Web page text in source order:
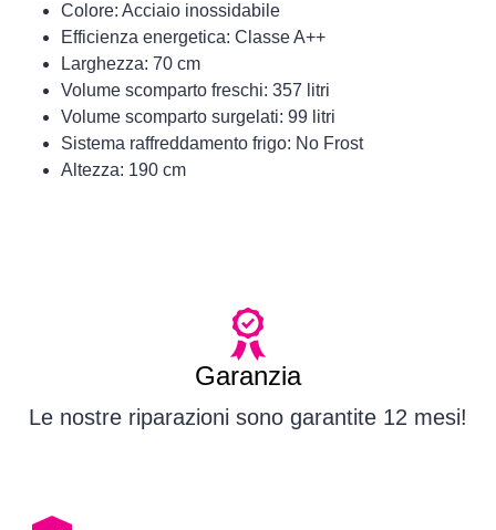
Colore: Acciaio inossidabile
Efficienza energetica: Classe A++
Larghezza: 70 cm
Volume scomparto freschi: 357 litri
Volume scomparto surgelati: 99 litri
Sistema raffreddamento frigo: No Frost
Altezza: 190 cm
Garanzia
Le nostre riparazioni sono garantite 12 mesi!